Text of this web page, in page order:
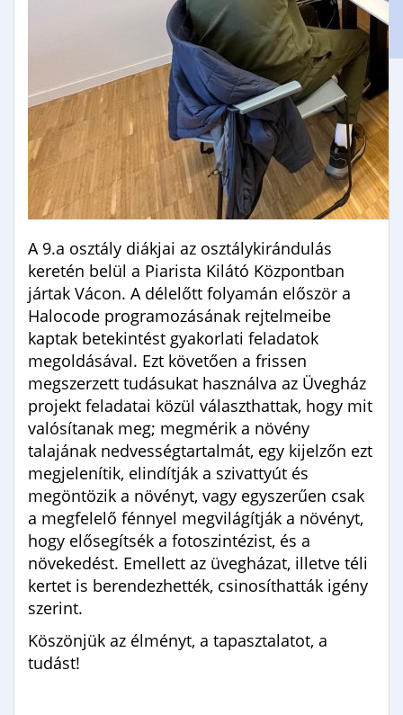
Gimnáziumi jelentkezés
A 9.a osztály diákjai az osztálykirándulás
keretén belül a Piarista Kilátó Központban
jártak Vácon. A délelőtt folyamán először a
Halocode programozásának rejtelmeibe
kaptak betekintést gyakorlati feladatok
megoldásával. Ezt követően a frissen
megszerzett tudásukat használva az Üvegház
projekt feladatai közül választhattak, hogy mit
valósítanak meg; megmérik a növény
talajának nedvességtartalmát, egy kijelzőn ezt
megjelenítik, elindítják a szivattyút és
megöntözik a növényt, vagy egyszerűen csak
a megfelelő fénnyel megvilágítják a növényt,
hogy elősegítsék a fotoszintézist, és a
növekedést. Emellett az üvegházat, illetve téli
kertet is berendezhették, csinosíthatták igény
szerint.
Köszönjük az élményt, a tapasztalatot, a
tudást!